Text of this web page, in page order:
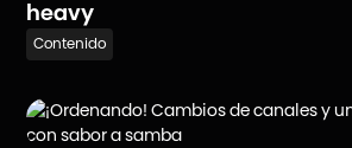
heavy
Contenido